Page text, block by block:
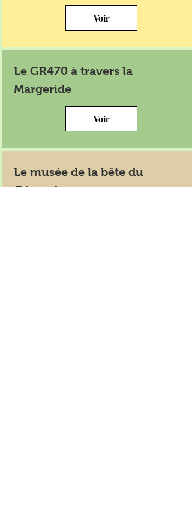
Voir
Le GR470 à travers la
Margeride
Voir
Le musée de la bête du
Gévaudan